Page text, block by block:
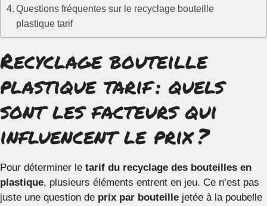
Questions fréquentes sur le recyclage bouteille
plastique tarif
Recyclage bouteille
plastique tarif : quels
sont les facteurs qui
influencent le prix ?
Pour déterminer le tarif du recyclage des bouteilles en
plastique, plusieurs éléments entrent en jeu. Ce n’est pas
juste une question de prix par bouteille jetée à la poubelle